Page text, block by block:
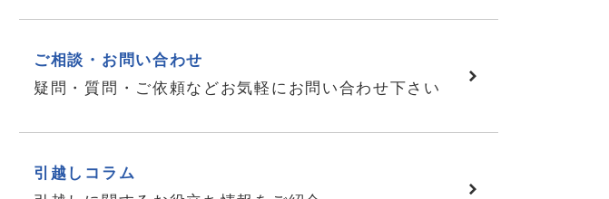
ご相談・お問い合わせ
疑問・質問・ご依頼などお気軽にお問い合わせ下さい
引越しコラム